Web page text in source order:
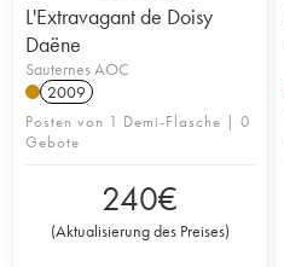
L'Extravagant de Doisy
Daëne
Sauternes AOC
2009
Posten von 1 Demi-Flasche | 0
Gebote
240€
(Aktualisierung des Preises)